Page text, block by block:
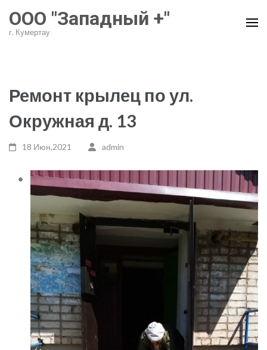
содержимому
ООО "Западный +"
г. Кумертау
Ремонт крылец по ул.
Окружная д. 13
18 Июн,2021 admin